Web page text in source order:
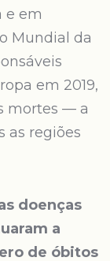
e em
Mundial da
em 2019,
mortes — a
as regiões
doenças
a
de óbitos